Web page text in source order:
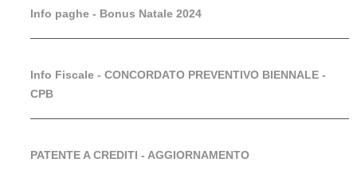
Info paghe - Bonus Natale 2024
Info Fiscale - CONCORDATO PREVENTIVO BIENNALE -
CPB
PATENTE A CREDITI - AGGIORNAMENTO